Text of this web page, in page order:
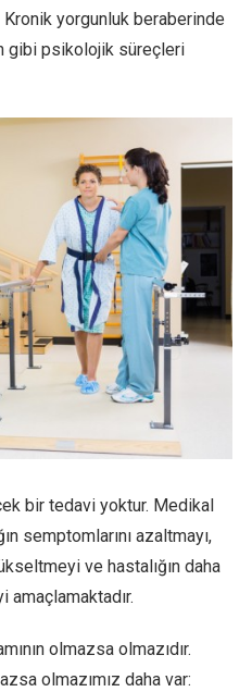
yorgunluk beraberinde
gibi psikolojik süreçleri
bir tedavi yoktur. Medikal
semptomlarını azaltmayı,
ve hastalığın daha
olmazsa olmazıdır.
olmazımız daha var: